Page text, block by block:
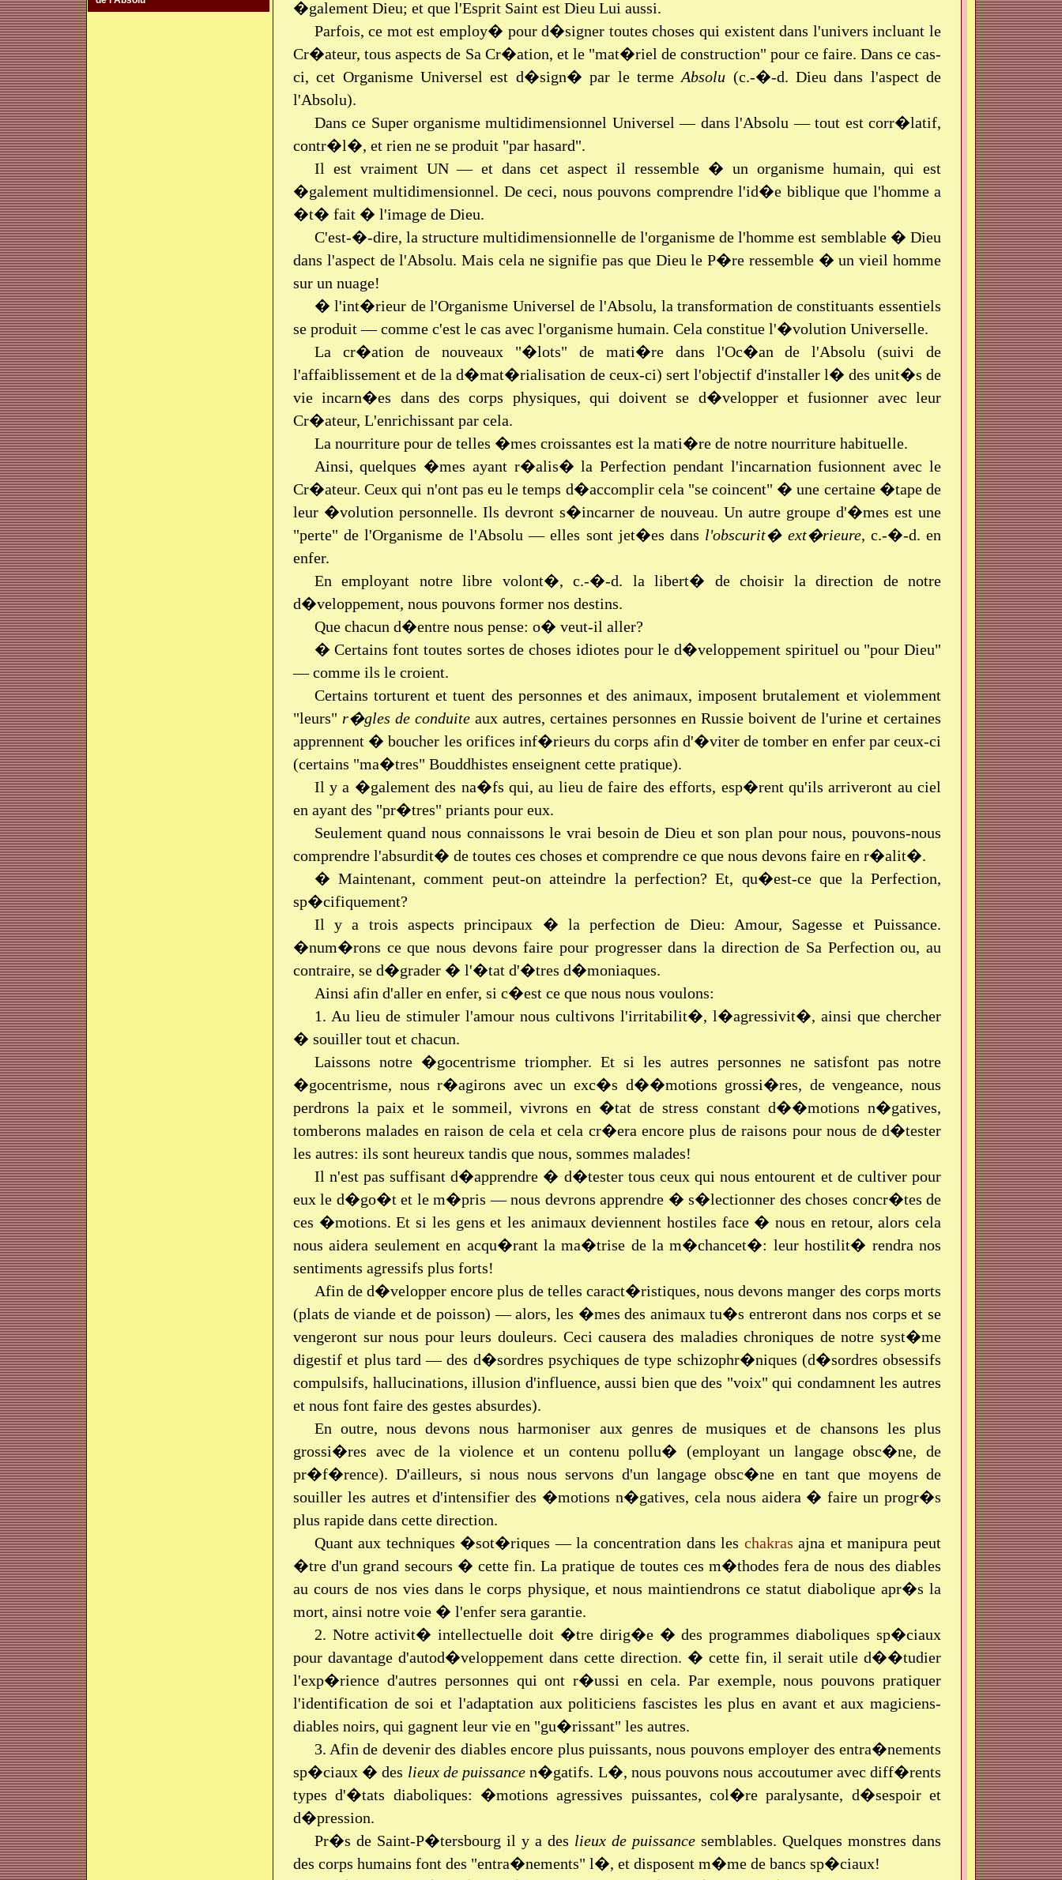
�galement Dieu; et que l'Esprit Saint est Dieu Lui aussi.
Parfois, ce mot est employ� pour d�signer toutes choses qui existent dans l'univers incluant le
Cr�ateur, tous aspects de Sa Cr�ation, et le "mat�riel de construction" pour ce faire. Dans ce cas-
ci, cet Organisme Universel est d�sign� par le termeAbsolu (c.-�-d. Dieu dans l'aspect de
l'Absolu).
Dans ce Super organisme multidimensionnel Universel — dans l'Absolu — tout est corr�latif,
contr�l�, et rien ne se produit "par hasard".
Il est vraiment UN — et dans cet aspect il ressemble � un organisme humain, qui est
�galement multidimensionnel. De ceci, nous pouvons comprendre l'id�e biblique que l'homme a
�t� fait � l'image de Dieu.
C'est-�-dire, la structure multidimensionnelle de l'organisme de l'homme est semblable � Dieu
dans l'aspect de l'Absolu. Mais cela ne signifie pas que Dieu le P�re ressemble � un vieil homme
sur un nuage!
� l'int�rieur de l'Organisme Universel de l'Absolu, la transformation de constituants essentiels
se produit — comme c'est le cas avec l'organisme humain. Cela constitue l'�volution Universelle.
La cr�ation de nouveaux "�lots" de mati�re dans l'Oc�an de l'Absolu (suivi de
l'affaiblissement et de la d�mat�rialisation de ceux-ci) sert l'objectif d'installer l� des unit�s de
vie incarn�es dans des corps physiques, qui doivent se d�velopper et fusionner avec leur
Cr�ateur, L'enrichissant par cela.
La nourriture pour de telles �mes croissantes est la mati�re de notre nourriture habituelle.
Ainsi, quelques �mes ayant r�alis� la Perfection pendant l'incarnation fusionnent avec le
Cr�ateur. Ceux qui n'ont pas eu le temps d�accomplir cela "se coincent" � une certaine �tape de
leur �volution personnelle. Ils devront s�incarner de nouveau. Un autre groupe d'�mes est une
"perte" de l'Organisme de l'Absolu — elles sont jet�es dans l'obscurit� ext�rieure, c.-�-d. en
enfer.
En employant notre libre volont�, c.-�-d. la libert� de choisir la direction de notre
d�veloppement, nous pouvons former nos destins.
Que chacun d�entre nous pense: o� veut-il aller?
� Certains font toutes sortes de choses idiotes pour le d�veloppement spirituel ou "pour Dieu"
— comme ils le croient.
Certains torturent et tuent des personnes et des animaux, imposent brutalement et violemment
"leurs" r�gles de conduite aux autres, certaines personnes en Russie boivent de l'urine et certaines
apprennent � boucher les orifices inf�rieurs du corps afin d'�viter de tomber en enfer par ceux-ci
(certains "ma�tres" Bouddhistes enseignent cette pratique).
Il y a �galement des na�fs qui, au lieu de faire des efforts, esp�rent qu'ils arriveront au ciel
en ayant des "pr�tres" priants pour eux.
Seulement quand nous connaissons le vrai besoin de Dieu et son plan pour nous, pouvons-nous
comprendre l'absurdit� de toutes ces choses et comprendre ce que nous devons faire en r�alit�.
� Maintenant, comment peut-on atteindre la perfection? Et, qu�est-ce que la Perfection,
sp�cifiquement?
Il y a trois aspects principaux � la perfection de Dieu: Amour, Sagesse et Puissance.
�num�rons ce que nous devons faire pour progresser dans la direction de Sa Perfection ou, au
contraire, se d�grader � l'�tat d'�tres d�moniaques.
Ainsi afin d'aller en enfer, si c�est ce que nous nous voulons:
1. Au lieu de stimuler l'amour nous cultivons l'irritabilit�, l�agressivit�, ainsi que chercher
� souiller tout et chacun.
Laissons notre �gocentrisme triompher. Et si les autres personnes ne satisfont pas notre
�gocentrisme, nous r�agirons avec un exc�s d��motions grossi�res, de vengeance, nous
perdrons la paix et le sommeil, vivrons en �tat de stress constant d��motions n�gatives,
tomberons malades en raison de cela et cela cr�era encore plus de raisons pour nous de d�tester
les autres: ils sont heureux tandis que nous, sommes malades!
Il n'est pas suffisant d�apprendre � d�tester tous ceux qui nous entourent et de cultiver pour
eux le d�go�t et le m�pris — nous devrons apprendre � s�lectionner des choses concr�tes de
ces �motions. Et si les gens et les animaux deviennent hostiles face � nous en retour, alors cela
nous aidera seulement en acqu�rant la ma�trise de la m�chancet�: leur hostilit� rendra nos
sentiments agressifs plus forts!
Afin de d�velopper encore plus de telles caract�ristiques, nous devons manger des corps morts
(plats de viande et de poisson) — alors, les �mes des animaux tu�s entreront dans nos corps et se
vengeront sur nous pour leurs douleurs. Ceci causera des maladies chroniques de notre syst�me
digestif et plus tard — des d�sordres psychiques de type schizophr�niques (d�sordres obsessifs
compulsifs, hallucinations, illusion d'influence, aussi bien que des "voix" qui condamnent les autres
et nous font faire des gestes absurdes).
En outre, nous devons nous harmoniser aux genres de musiques et de chansons les plus
grossi�res avec de la violence et un contenu pollu� (employant un langage obsc�ne, de
pr�f�rence). D'ailleurs, si nous nous servons d'un langage obsc�ne en tant que moyens de
souiller les autres et d'intensifier des �motions n�gatives, cela nous aidera � faire un progr�s
plus rapide dans cette direction.
Quant aux techniques �sot�riques — la concentration dans les chakras ajna et manipura peut
�tre d'un grand secours � cette fin. La pratique de toutes ces m�thodes fera de nous des diables
au cours de nos vies dans le corps physique, et nous maintiendrons ce statut diabolique apr�s la
mort, ainsi notre voie � l'enfer sera garantie.
2. Notre activit� intellectuelle doit �tre dirig�e � des programmes diaboliques sp�ciaux
pour davantage d'autod�veloppement dans cette direction. � cette fin, il serait utile d��tudier
l'exp�rience d'autres personnes qui ont r�ussi en cela. Par exemple, nous pouvons pratiquer
l'identification de soi et l'adaptation aux politiciens fascistes les plus en avant et aux magiciens-
diables noirs, qui gagnent leur vie en "gu�rissant" les autres.
3. Afin de devenir des diables encore plus puissants, nous pouvons employer des entra�nements
sp�ciaux � des lieux de puissance n�gatifs. L�, nous pouvons nous accoutumer avec diff�rents
types d'�tats diaboliques: �motions agressives puissantes, col�re paralysante, d�sespoir et
d�pression.
Pr�s de Saint-P�tersbourg il y a des lieux de puissancesemblables. Quelques monstres dans
des corps humains font des "entra�nements" l�, et disposent m�me de bancs sp�ciaux!